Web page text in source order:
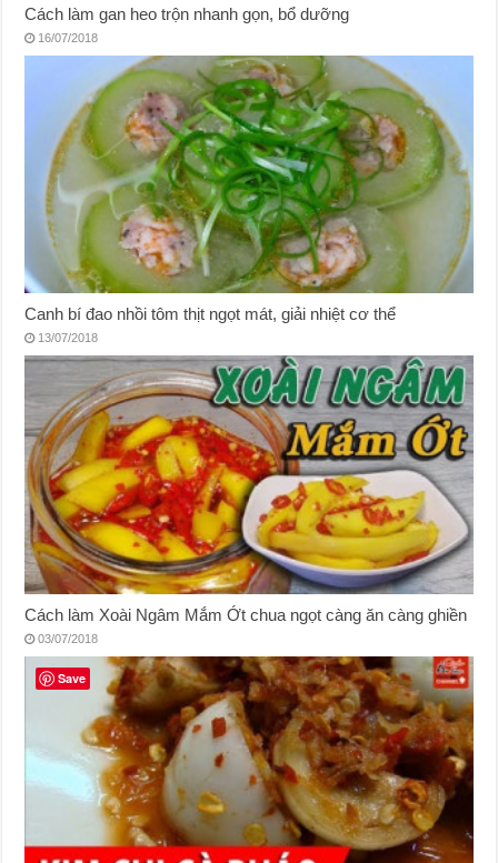
Cách làm gan heo trộn nhanh gọn, bổ dưỡng
16/07/2018
Canh bí đao nhồi tôm thịt ngọt mát, giải nhiệt cơ thể
13/07/2018
Cách làm Xoài Ngâm Mắm Ớt chua ngọt càng ăn càng ghiền
03/07/2018
Save